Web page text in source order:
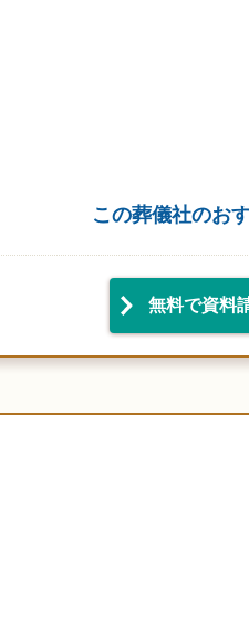
この葬儀社のお
無料で資料